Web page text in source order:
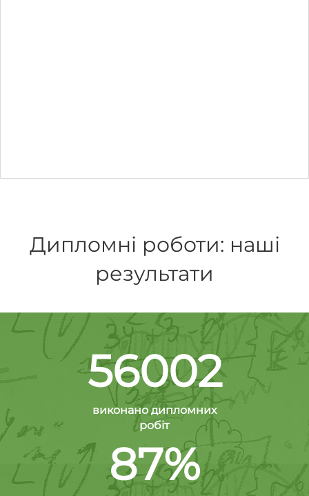
Дипломні роботи: наші
результати
56002
виконано дипломних
робіт
87%